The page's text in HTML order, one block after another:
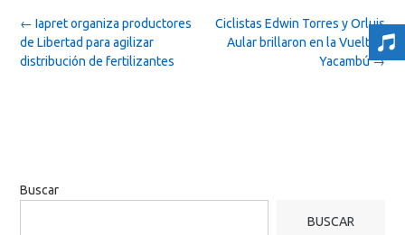
Post
navigation
Ciclistas Edwin Torres y Orluis
Aular brillaron en la Vuelta a
Yacambú→
← Iapret organiza productores
de Libertad para agilizar
distribución de fertilizantes
Buscar
BUSCAR